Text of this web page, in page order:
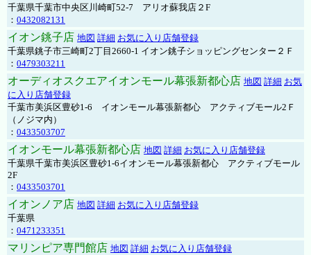
千葉県千葉市中央区川崎町52-7 アリオ蘇我店２F
： 0432082131
イオン銚子店 地図 詳細 お気に入り店舗登録
千葉県銚子市三崎町2丁目2660-1 イオン銚子ショッピングセンター２Ｆ
： 0479303211
オーディオスクエアイオンモール幕張新都心店 地図 詳細 お気
に入り店舗登録
千葉市美浜区豊砂1-6 イオンモール幕張新都心 アクティブモール2Ｆ
（ノジマ内）
： 0433503707
イオンモール幕張新都心店 地図 詳細 お気に入り店舗登録
千葉県千葉市美浜区豊砂1-6イオンモール幕張新都心 アクティブモール
2F
： 0433503701
イオンノア店 地図 詳細 お気に入り店舗登録
千葉県
： 0471233351
マリンピア専門館店 地図 詳細 お気に入り店舗登録